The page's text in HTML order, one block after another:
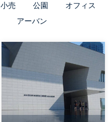
小売 公園
オフィス
アーバン